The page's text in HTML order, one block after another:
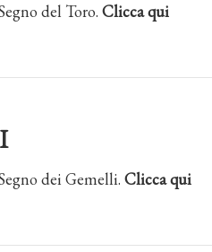
del Toro. Clicca qui
dei Gemelli. Clicca qui